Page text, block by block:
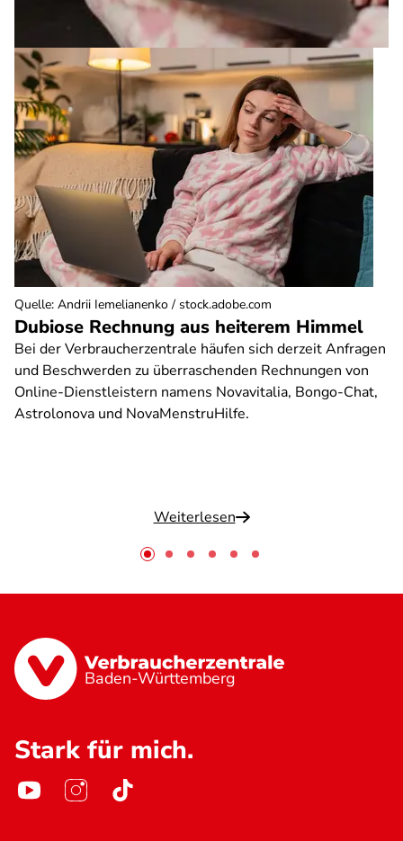
Dubiose Rechnung aus heiterem Himmel
Bei der Verbraucherzentrale häufen sich derzeit Anfragen
und Beschwerden zu überraschenden Rechnungen von
Online-Dienstleistern namens Novavitalia, Bongo-Chat,
Astrolonova und NovaMenstruHilfe.
Weiterlesen
Quelle: Andrii Iemelianenko / stock.adobe.com
Baden-Württemberg
Stark für mich.